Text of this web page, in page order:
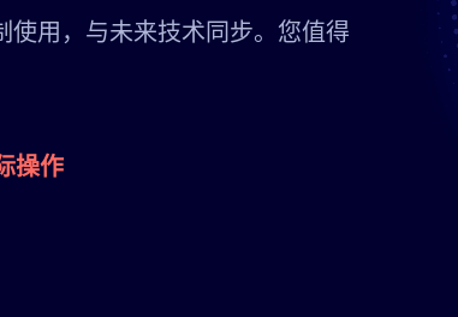
用，与未来技术同步。您值得
操作